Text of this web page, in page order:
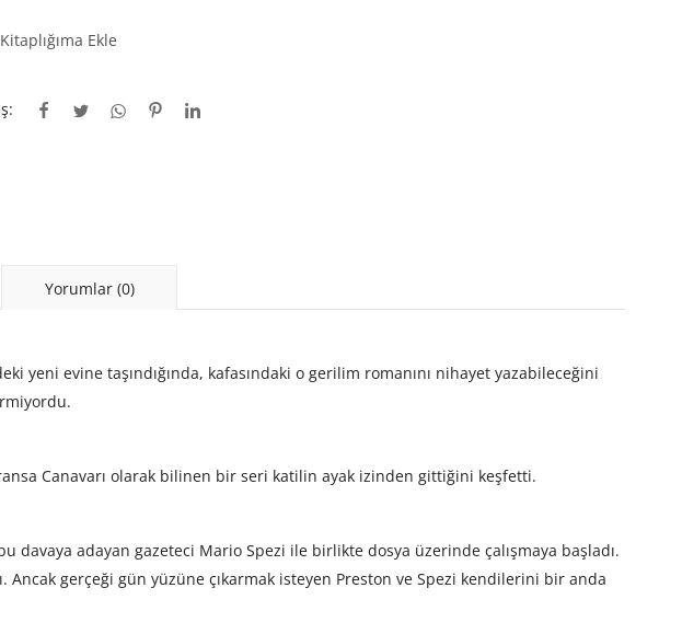
Kitaplığıma Ekle
Yorumlar (0)
evine taşındığında, kafasındaki o gerilim romanını nihayet yazabileceğini
Canavarı olarak bilinen bir seri katilin ayak izinden gittiğini keşfetti.
davaya adayan gazeteci Mario Spezi ile birlikte dosya üzerinde çalışmaya başladı.
gerçeği gün yüzüne çıkarmak isteyen Preston ve Spezi kendilerini bir anda